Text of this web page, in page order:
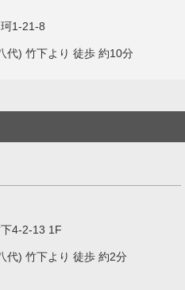
1-21-8
代) 竹下より 徒歩 約10分
4-2-13 1F
代) 竹下より 徒歩 約2分